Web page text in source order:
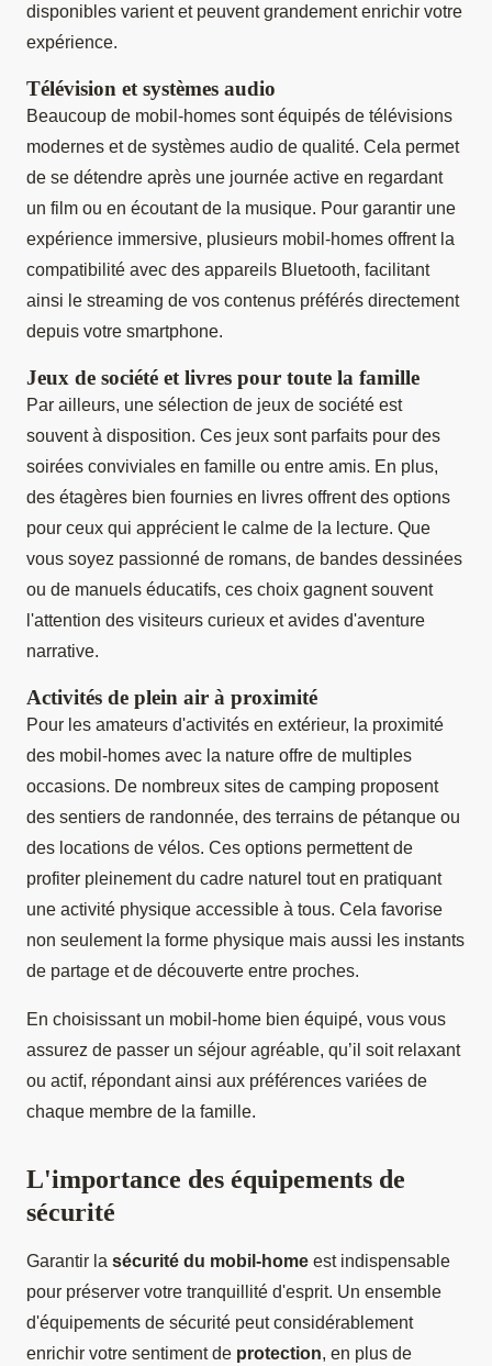
disponibles varient et peuvent grandement enrichir votre
expérience.
Télévision et systèmes audio
Beaucoup de mobil-homes sont équipés de télévisions
modernes et de systèmes audio de qualité. Cela permet
de se détendre après une journée active en regardant
un film ou en écoutant de la musique. Pour garantir une
expérience immersive, plusieurs mobil-homes offrent la
compatibilité avec des appareils Bluetooth, facilitant
ainsi le streaming de vos contenus préférés directement
depuis votre smartphone.
Jeux de société et livres pour toute la famille
Par ailleurs, une sélection de jeux de société est
souvent à disposition. Ces jeux sont parfaits pour des
soirées conviviales en famille ou entre amis. En plus,
des étagères bien fournies en livres offrent des options
pour ceux qui apprécient le calme de la lecture. Que
vous soyez passionné de romans, de bandes dessinées
ou de manuels éducatifs, ces choix gagnent souvent
l'attention des visiteurs curieux et avides d'aventure
narrative.
Activités de plein air à proximité
Pour les amateurs d'activités en extérieur, la proximité
des mobil-homes avec la nature offre de multiples
occasions. De nombreux sites de camping proposent
des sentiers de randonnée, des terrains de pétanque ou
des locations de vélos. Ces options permettent de
profiter pleinement du cadre naturel tout en pratiquant
une activité physique accessible à tous. Cela favorise
non seulement la forme physique mais aussi les instants
de partage et de découverte entre proches.
En choisissant un mobil-home bien équipé, vous vous
assurez de passer un séjour agréable, qu’il soit relaxant
ou actif, répondant ainsi aux préférences variées de
chaque membre de la famille.
L'importance des équipements de
sécurité
Garantir la sécurité du mobil-home est indispensable
pour préserver votre tranquillité d'esprit. Un ensemble
d'équipements de sécurité peut considérablement
enrichir votre sentiment de protection, en plus de